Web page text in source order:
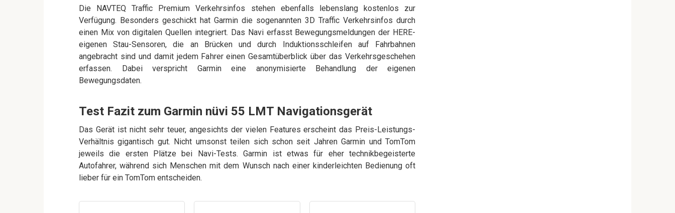
Die NAVTEQ Traffic Premium Verkehrsinfos stehen ebenfalls lebenslang kostenlos zur
Verfügung. Besonders geschickt hat Garmin die sogenannten 3D Traffic Verkehrsinfos durch
einen Mix von digitalen Quellen integriert. Das Navi erfasst Bewegungsmeldungen der HERE-
eigenen Stau-Sensoren, die an Brücken und durch Induktionsschleifen auf Fahrbahnen
angebracht sind und damit jedem Fahrer einen Gesamtüberblick über das Verkehrsgeschehen
erfassen. Dabei verspricht Garmin eine anonymisierte Behandlung der eigenen
Bewegungsdaten.
Test Fazit zum Garmin nüvi 55 LMT Navigationsgerät
Das Gerät ist nicht sehr teuer, angesichts der vielen Features erscheint das Preis-Leistungs-
Verhältnis gigantisch gut. Nicht umsonst teilen sich schon seit Jahren Garmin und TomTom
jeweils die ersten Plätze bei Navi-Tests. Garmin ist etwas für eher technikbegeisterte
Autofahrer, während sich Menschen mit dem Wunsch nach einer kinderleichten Bedienung oft
lieber für ein TomTom entscheiden.